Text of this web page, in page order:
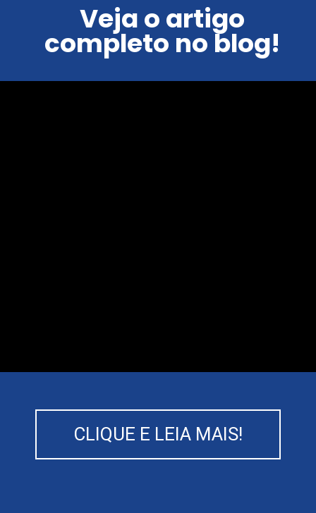
Veja o artigo
completo no blog!
CLIQUE E LEIA MAIS!